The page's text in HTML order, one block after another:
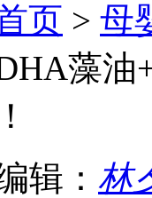
页 > 母
藻油
辑： 林